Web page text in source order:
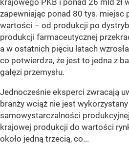
krajowego PKB i ponad 26 mld zł
zapewniając ponad 80 tys. miejsc
wartości – od produkcji po
produkcji farmaceutycznej
a w ostatnich pięciu latach
co potwierdza, że jest to jedna z
gałęzi przemysłu.
Jednocześnie eksperci zwracają
branży wciąż nie jest
samowystarczalności
krajowej produkcji do wartości
około jedną trzecią, co...